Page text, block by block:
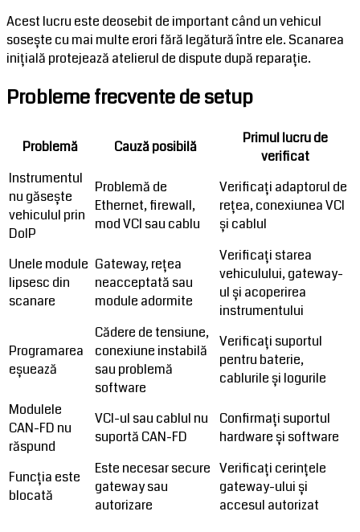
Acest lucru este deosebit de important când un vehicul
sosește cu mai multe erori fără legătură între ele. Scanarea
inițială protejează atelierul de dispute după reparație.
Probleme frecvente de setup
Problemă Cauză posibilă
Primul lucru de
verificat
Instrumentul
nu găsește
vehiculul prin
DoIP
Problemă de
Ethernet, firewall,
mod VCI sau cablu
Verificați adaptorul de
rețea, conexiunea VCI
și cablul
Unele module
lipsesc din
scanare
Gateway, rețea
neacceptată sau
module adormite
Verificați starea
vehiculului, gateway-
ul și acoperirea
instrumentului
Programarea
eșuează
Cădere de tensiune,
conexiune instabilă
sau problemă
software
Verificați suportul
pentru baterie,
cablurile și logurile
Modulele
CAN-FD nu
răspund
VCI-ul sau cablul nu
suportă CAN-FD
Confirmați suportul
hardware și software
Funcția este
blocată
Este necesar secure
gateway sau
autorizare
Verificați cerințele
gateway-ului și
accesul autorizat